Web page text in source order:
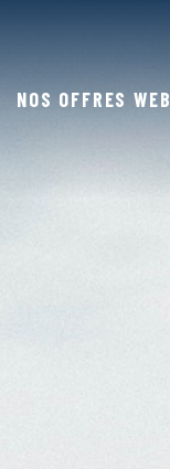
NOS OFFRES WEB